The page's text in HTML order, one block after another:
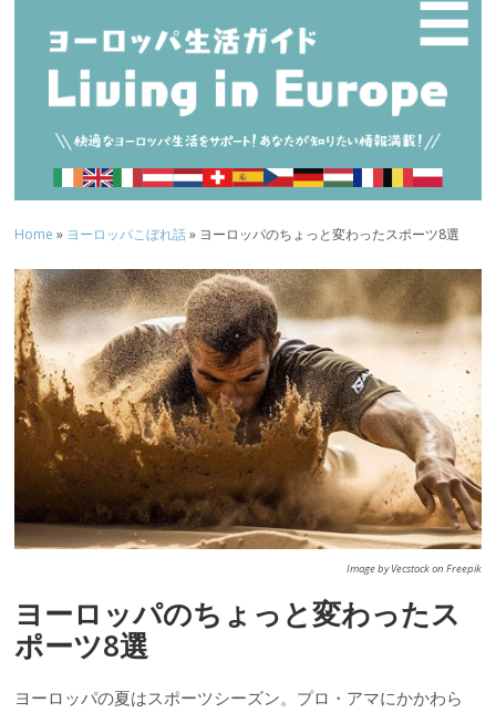
☰
Home » ヨーロッパこぼれ話» ヨーロッパのちょっと変わったスポーツ8選
Image by Vecstock on Freepik
ヨーロッパのちょっと変わったス
ポーツ8選
ヨーロッパの夏はスポーツシーズン。プロ・アマにかかわら